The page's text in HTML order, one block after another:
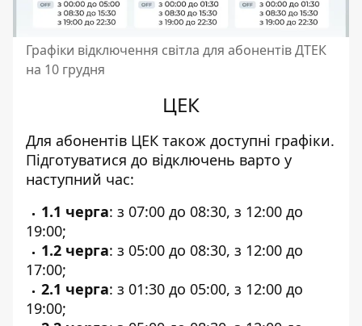
Графіки відключення світла для абонентів ДТЕК
на 10 грудня
ЦЕК
Для абонентів ЦЕК також доступні графіки.
Підготуватися до відключень варто у
наступний час:
1.1 черга: з 07:00 до 08:30, з 12:00 до
19:00;
1.2 черга: з 05:00 до 08:30, з 12:00 до
17:00;
2.1 черга: з 01:30 до 05:00, з 12:00 до
19:00;